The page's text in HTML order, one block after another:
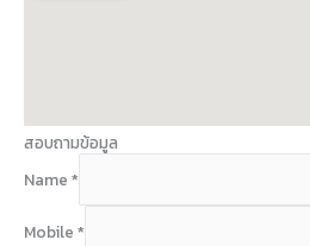
สอบถามข้อมูล
Name *
Mobile *